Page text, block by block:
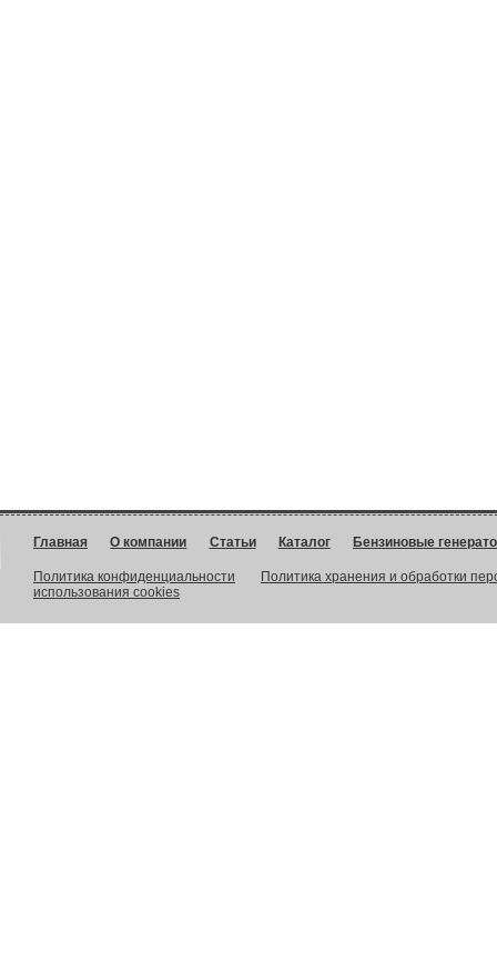
Главная О компании Статьи Каталог Бензиновые
Политика конфиденциальности
Политика хранения и обработки
использования cookies